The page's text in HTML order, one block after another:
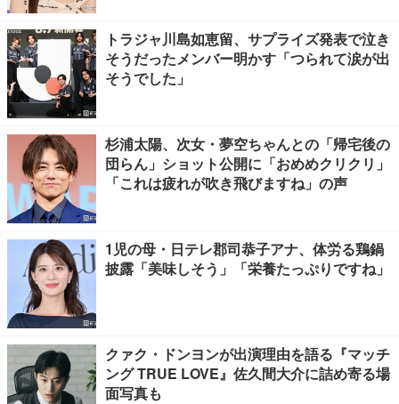
トラジャ川島如恵留、サプライズ発表で泣き
そうだったメンバー明かす「つられて涙が出
そうでした」
杉浦太陽、次女・夢空ちゃんとの「帰宅後の
団らん」ショット公開に「おめめクリクリ」
「これは疲れが吹き飛びますね」の声
1児の母・日テレ郡司恭子アナ、体労る鶏鍋
披露「美味しそう」「栄養たっぷりですね」
クァク・ドンヨンが出演理由を語る『マッチ
ング TRUE LOVE』佐久間大介に詰め寄る場
面写真も